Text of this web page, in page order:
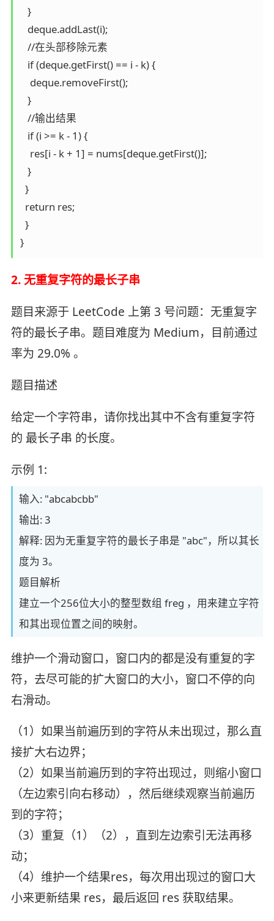
   }
   deque.addLast(i);
   //在头部移除元素
   if (deque.getFirst() == i - k) {
    deque.removeFirst();
   }
   //输出结果
   if (i >= k - 1) {
    res[i - k + 1] = nums[deque.getFirst()];
   }
  }
  return res;
  }
}
2. 无重复字符的最长子串
题目来源于 LeetCode 上第 3 号问题：无重复字
符的最长子串。题目难度为 Medium，目前通过
率为 29.0% 。
题目描述
给定一个字符串，请你找出其中不含有重复字符
的 最长子串 的长度。
示例 1:
输入: "abcabcbb"
输出: 3
解释: 因为无重复字符的最长子串是 "abc"，所以其长
度为 3。
题目解析
建立一个256位大小的整型数组 freg ，用来建立字符
和其出现位置之间的映射。
维护一个滑动窗口，窗口内的都是没有重复的字
符，去尽可能的扩大窗口的大小，窗口不停的向
右滑动。
（1）如果当前遍历到的字符从未出现过，那么直
接扩大右边界；
（2）如果当前遍历到的字符出现过，则缩小窗口
（左边索引向右移动），然后继续观察当前遍历
到的字符；
（3）重复（1）（2），直到左边索引无法再移
动；
（4）维护一个结果res，每次用出现过的窗口大
小来更新结果 res，最后返回 res 获取结果。